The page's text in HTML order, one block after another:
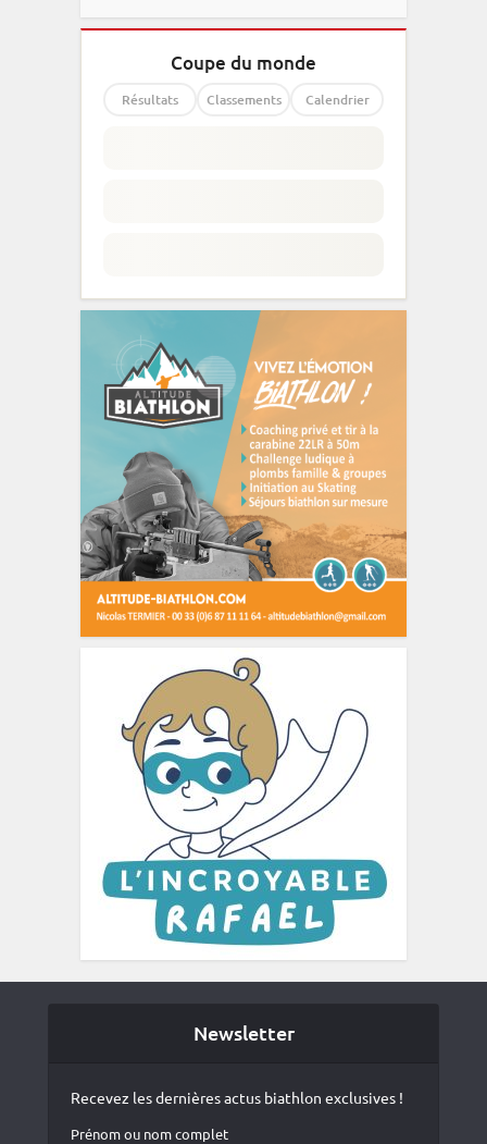
Coupe du monde
Résultats Classements Calendrier
Newsletter
Recevez les dernières actus biathlon exclusives !
Prénom ou nom complet